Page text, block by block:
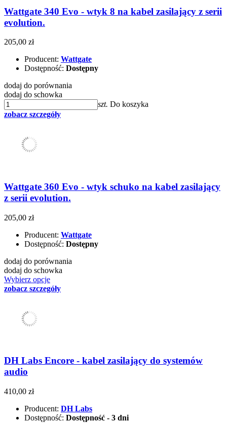
Wattgate 340 Evo - wtyk 8 na kabel zasilający z serii
evolution.
205,00 zł
Producent: Wattgate
Dostępność: Dostępny
dodaj do porównania
dodaj do schowka
szt. Do koszyka
zobacz szczegóły
Wattgate 360 Evo - wtyk schuko na kabel zasilający
z serii evolution.
205,00 zł
Producent: Wattgate
Dostępność: Dostępny
dodaj do porównania
dodaj do schowka
Wybierz opcje
zobacz szczegóły
DH Labs Encore - kabel zasilający do systemów
audio
410,00 zł
Producent: DH Labs
Dostępność: Dostępność - 3 dni